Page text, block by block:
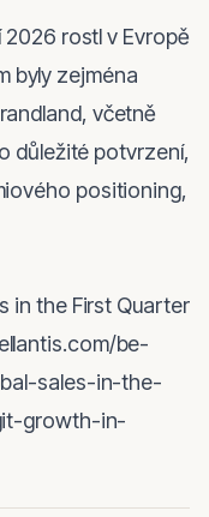
2026 rostl v Evropě
byly zejména
včetně
důležité potvrzení,
positioning,
in the First Quarter
be-
sales-in-the-
growth-in-